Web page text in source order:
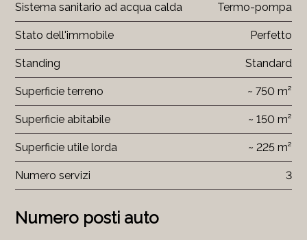
Sistema sanitario ad acqua calda Termo-pompa
Stato dell'immobile Perfetto
Standing Standard
Superficie terreno ~ 750 m²
Superficie abitabile ~ 150 m²
Superficie utile lorda ~ 225 m²
Numero servizi 3
Numero posti auto